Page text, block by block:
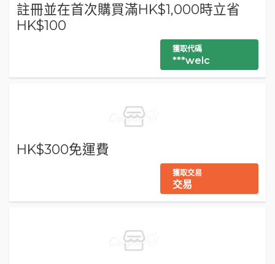
註冊並在首次購買滿HK$1,000時立省
HK$100
獲取代碼
***welc
HK$300免運費
獲取交易
交易